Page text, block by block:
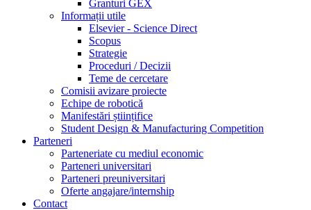
Granturi GEX
Informații utile
Elsevier - Science Direct
Scopus
Strategie
Proceduri / Decizii
Teme de cercetare
Comisii avizare proiecte
Echipe de robotică
Manifestări științifice
Student Design & Manufacturing Competition
Parteneri
Parteneriate cu mediul economic
Parteneri universitari
Parteneri preuniversitari
Oferte angajare/internship
Contact